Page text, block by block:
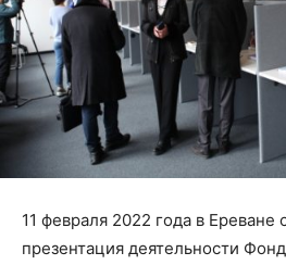
11 февраля 2022 года в Ереване
презентация деятельности